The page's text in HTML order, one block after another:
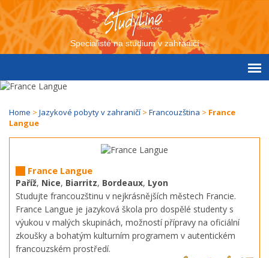
Specialisté na studium v zahraničí
Home > Jazykové pobyty v zahraničí > Francouzština > France
Langue
France Langue
Paříž, Nice, Biarritz, Bordeaux, Lyon
Studujte francouzštinu v nejkrásnějších městech Francie.
France Langue je jazyková škola pro dospělé studenty s
výukou v malých skupinách, možností přípravy na oficiální
zkoušky a bohatým kulturním programem v autentickém
francouzském prostředí.